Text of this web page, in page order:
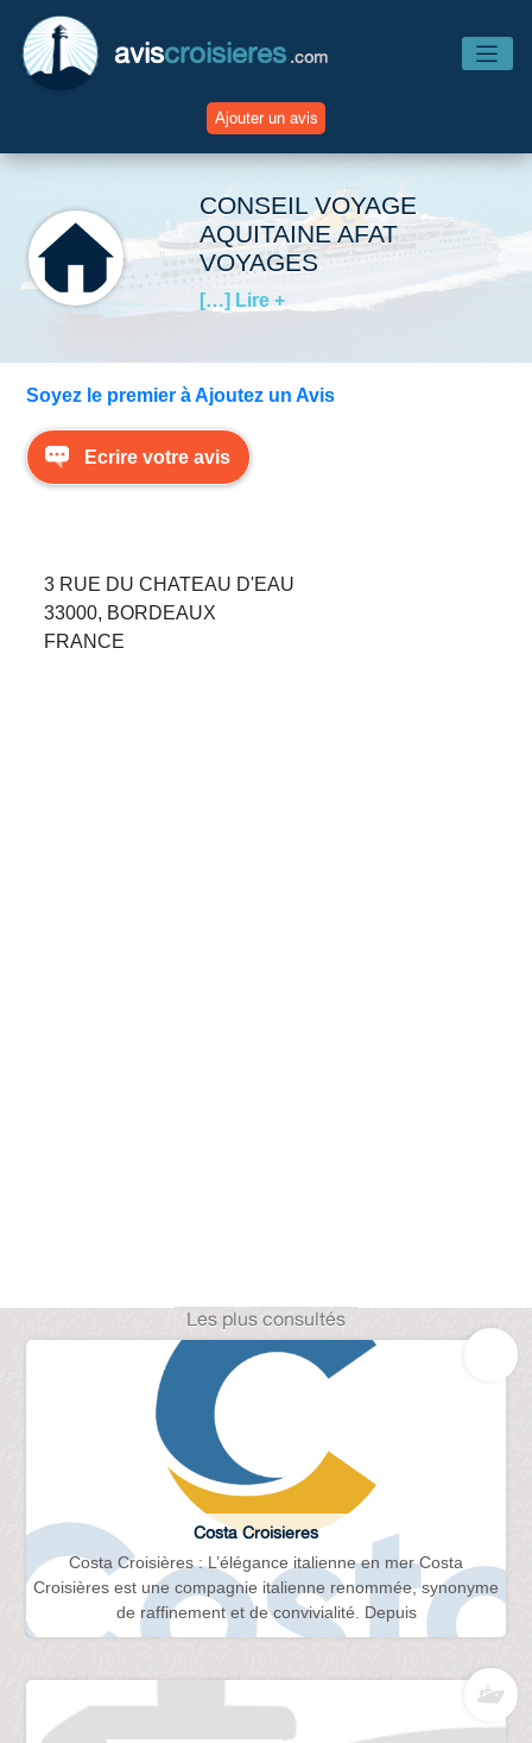
aviscroisieres .com
Ajouter un avis
Accueil
Avis Compagnies
Avis Destinations
Avis Escales
CONSEIL VOYAGE
AQUITAINE AFAT
VOYAGES
[…] Lire +
Soyez le premier à Ajoutez un Avis
Ecrire votre avis
3 RUE DU CHATEAU D'EAU
33000, BORDEAUX
FRANCE
Les plus consultés
Costa Croisieres
Costa Croisières : L’élégance italienne en mer Costa
Croisières est une compagnie italienne renommée, synonyme
de raffinement et de convivialité. Depuis